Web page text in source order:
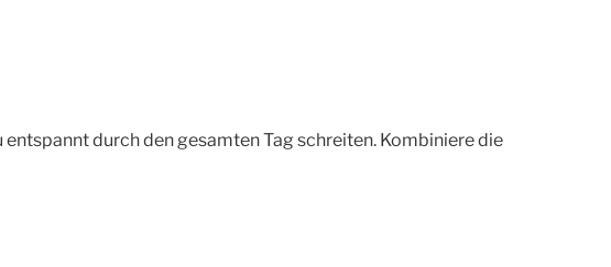
durch den gesamten Tag schreiten. Kombiniere die